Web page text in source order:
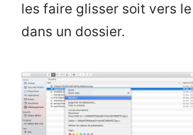
les faire glisser soit vers
dans un dossier.